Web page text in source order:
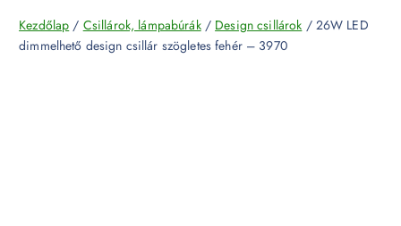
Kezdőlap / Csillárok, lámpabúrák/ Design csillárok / 26W LED
dimmelhető design csillár szögletes fehér – 3970